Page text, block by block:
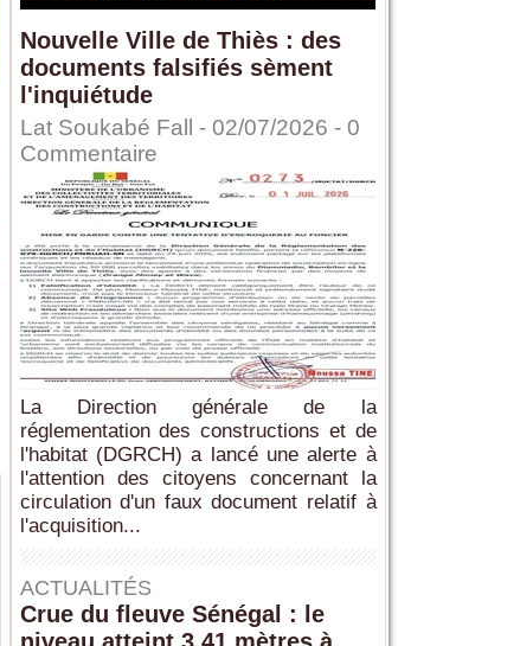
Nouvelle Ville de Thiès : des
documents falsifiés sèment
l'inquiétude
Lat Soukabé Fall - 02/07/2026 - 0
Commentaire
La Direction générale de la
réglementation des constructions et de
l'habitat (DGRCH) a lancé une alerte à
l'attention des citoyens concernant la
circulation d'un faux document relatif à
l'acquisition...
ACTUALITÉS
Crue du fleuve Sénégal : le